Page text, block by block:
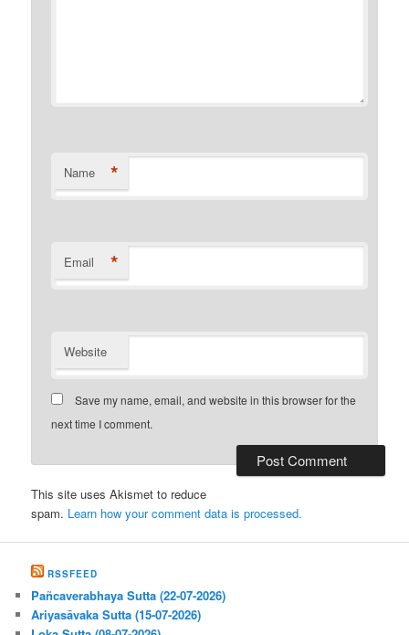
Name *
Email *
Website
Save my name, email, and website in this browser for the
next time I comment.
This site uses Akismet to reduce
spam. Learn how your comment data is processed.
RSSFEED
Pañcaverabhaya Sutta (22-07-2026)
Ariyasāvaka Sutta (15-07-2026)